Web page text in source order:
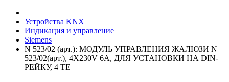
Устройства KNX
Индикация и управление
Siemens
N 523/02 (арт.): МОДУЛЬ УПРАВЛЕНИЯ ЖАЛЮЗИ N
523/02(арт.), 4Х230V 6A, ДЛЯ УСТАНОВКИ НА DIN-
РЕЙКУ, 4 ТЕ